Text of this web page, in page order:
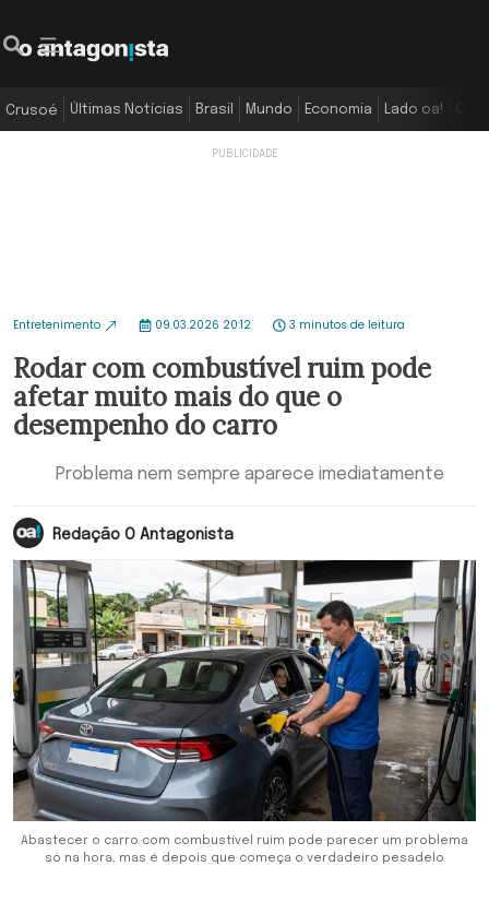
Crusoé Últimas Notícias Brasil Mundo Economia Lado oa!
Entretenimento 09.03.2026 20:12 3 minutos de leitura
Rodar com combustível ruim pode
afetar muito mais do que o
desempenho do carro
Problema nem sempre aparece imediatamente
Redação O Antagonista
Abastecer o carro com combustível ruim pode parecer um problema
só na hora, mas é depois que começa o verdadeiro pesadelo